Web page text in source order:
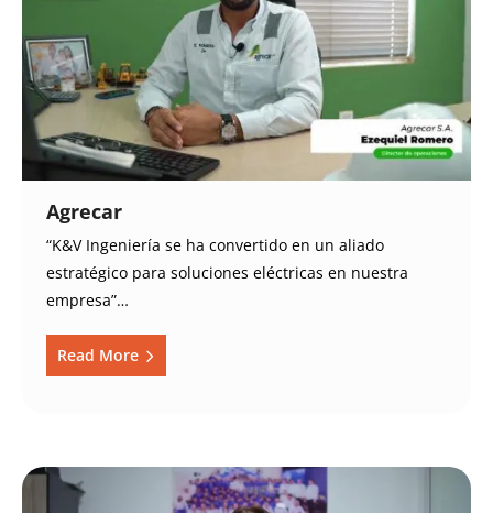
Agrecar
“K&V Ingeniería se ha convertido en un aliado
estratégico para soluciones eléctricas en nuestra
empresa”…
Read More